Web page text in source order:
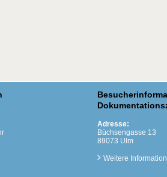
Adresse:
Büchsengasse 13
89073 Ulm
Weitere